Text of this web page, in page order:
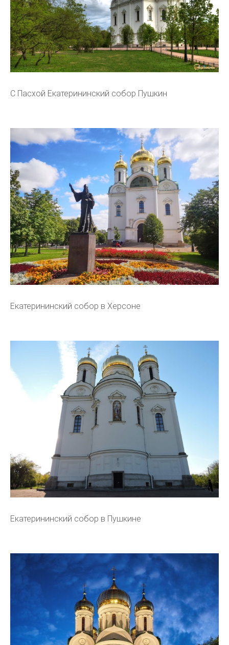
С Пасхой Екатерининский собор Пушкин
Екатерининский собор в Херсоне
Екатерининский собор в Пушкине